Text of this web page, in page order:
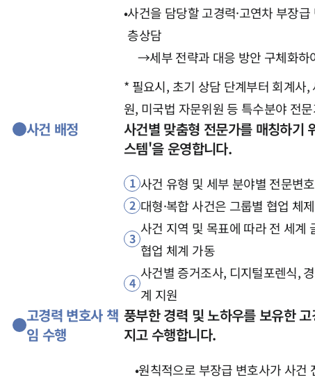
•사건을 담당할 고경력·고연차 부장
층상담
→세부 전략과 대응 방안 구체화
* 필요시, 초기 상담 단계부터 회계사
원, 미국법 자문위원 등 특수분야 전
사건 배정
사건별 맞춤형 전문가를 매칭하기
스템'을 운영합니다.
1 사건 유형 및 세부 분야별 전문변
2 대형·복합 사건은 그룹별 협업 체
3
사건 지역 및 목표에 따라 전 세계
협업 체계 가동
4
사건별 증거조사, 디지털포렌식,
계 지원
고경력 변호사 책
임 수행
풍부한 경력 및 노하우를 보유한
지고 수행합니다.
•원칙적으로 부장급 변호사가 사건